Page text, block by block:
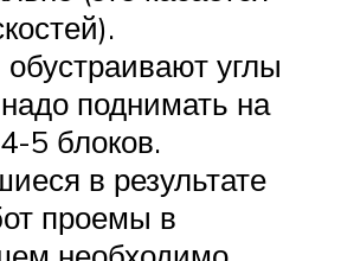
углы
поднимать на
5 блоков.
в результате
проемы в